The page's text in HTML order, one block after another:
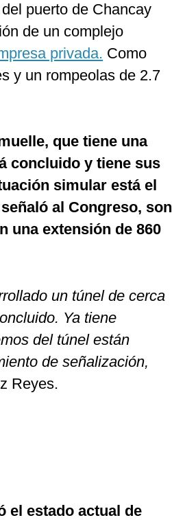
puerto de Chancay
de un complejo
privada. Como
y un rompeolas de 2.7
que tiene una
concluido y tiene sus
simular está el
al Congreso, son
una extensión de 860
un túnel de cerca
Ya tiene
del túnel están
de señalización,
Reyes.
el estado actual de